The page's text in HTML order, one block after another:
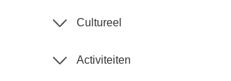
Cultureel
Activiteiten